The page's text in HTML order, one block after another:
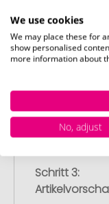
oder Motiv
Bestellung
passende
können Sie
Schritt 3:
We use cookies
We may place these for
show personalised
more information about
No, adjust